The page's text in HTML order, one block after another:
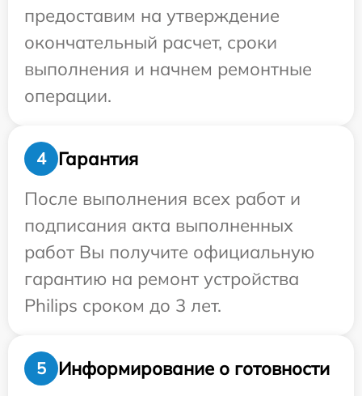
предоставим на утверждение
окончательный расчет, сроки
выполнения и начнем ремонтные
операции.
4
Гарантия
После выполнения всех работ и
подписания акта выполненных
работ Вы получите официальную
гарантию на ремонт устройства
Philips сроком до 3 лет.
5
Информирование о готовности